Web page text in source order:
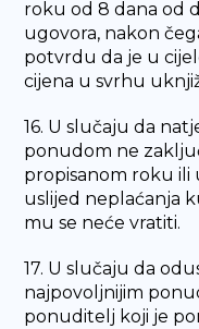
roku od 8 dana od
ugovora, nakon
potvrdu da je u
cijena u svrhu
16. U slučaju da
ponudom ne
propisanom roku ili
uslijed neplaćanja
mu se neće vratiti.
17. U slučaju da
najpovoljnijim
ponuditelj koji je